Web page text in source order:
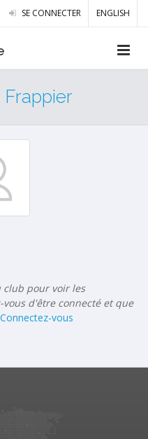
SE CONNECTER ENGLISH
club pour voir les
d'être connecté et que
Connectez-vous